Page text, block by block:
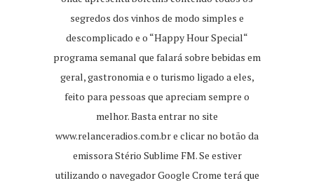
segredos dos vinhos de modo simples e
descomplicado e o “Happy Hour Special“
programa semanal que falará sobre bebidas em
geral, gastronomia e o turismo ligado a eles,
feito para pessoas que apreciam sempre o
melhor. Basta entrar no site
www.relanceradios.com.bre clicar no botão da
emissora Stério Sublime FM. Se estiver
utilizando o navegador Google Crome terá que